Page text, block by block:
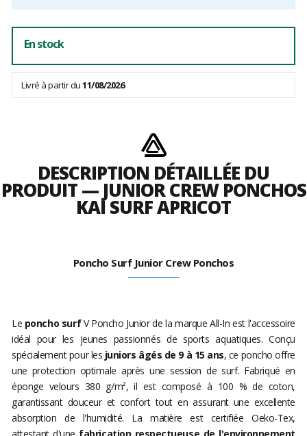
En stock
Livré à partir du11/08/2026
DESCRIPTION DÉTAILLÉE DU
PRODUIT — JUNIOR CREW PONCHOS
KAI SURF APRICOT
Poncho Surf Junior Crew Ponchos
Le poncho surfV Poncho Junior de la marque All-In est l'accessoire
idéal pour les jeunes passionnés de sports aquatiques. Conçu
spécialement pour les juniors âgés de 9 à 15 ans, ce poncho offre
une protection optimale après une session de surf. Fabriqué en
éponge velours 380 g/m², il est composé à 100 % de coton,
garantissant douceur et confort tout en assurant une excellente
absorption de l'humidité. La matière est certifiée Oeko-Tex,